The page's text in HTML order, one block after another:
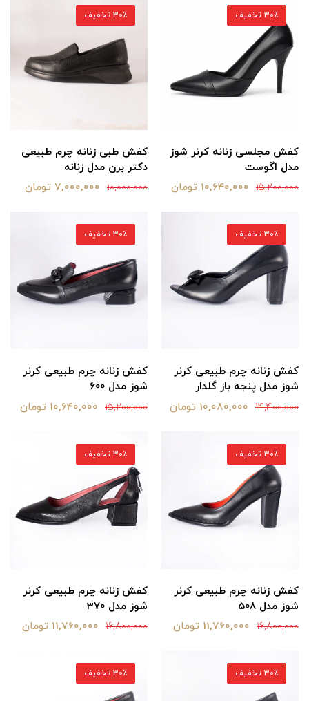
کفش مجلسی زنانه کرنر شوز
مدل اگوست
15,200,000 10,640,000 تومان
30٪ تخفیف
کفش طبی زنانه چرم طبیعی
دکتر برن مدل زنانه
10,000,000 7,000,000 تومان
30٪ تخفیف
کفش زنانه چرم طبیعی کرنر
شوز مدل پنجه باز گلدار
14,400,000 10,080,000 تومان
30٪ تخفیف
کفش زنانه چرم طبیعی کرنر
شوز مدل 600
15,200,000 10,640,000 تومان
30٪ تخفیف
کفش زنانه چرم طبیعی کرنر
شوز مدل 508
16,800,000 11,760,000 تومان
30٪ تخفیف
کفش زنانه چرم طبیعی کرنر
شوز مدل 370
16,800,000 11,760,000 تومان
30٪ تخفیف
30٪ تخفیف 30٪ تخفیف